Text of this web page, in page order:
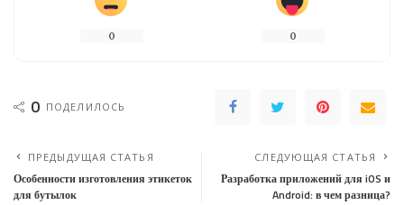
0 0
0 ПОДЕЛИЛОСЬ
ПРЕДЫДУЩАЯ СТАТЬЯ
Особенности изготовления этикеток
для бутылок
СЛЕДУЮЩАЯ СТАТЬЯ
Разработка приложений для iOS и
Android: в чем разница?